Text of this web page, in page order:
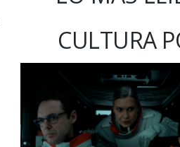
CULTURA